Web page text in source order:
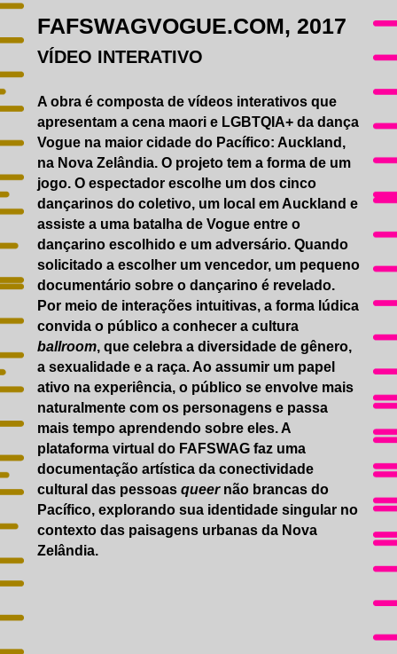
FAFSWAGVOGUE.COM, 2017
VÍDEO INTERATIVO
A obra é composta de vídeos interativos que
apresentam a cena maori e LGBTQIA+ da dança
Vogue na maior cidade do Pacífico: Auckland,
na Nova Zelândia. O projeto tem a forma de um
jogo. O espectador escolhe um dos cinco
dançarinos do coletivo, um local em Auckland e
assiste a uma batalha de Vogue entre o
dançarino escolhido e um adversário. Quando
solicitado a escolher um vencedor, um pequeno
documentário sobre o dançarino é revelado.
Por meio de interações intuitivas, a forma lúdica
convida o público a conhecer a cultura
ballroom, que celebra a diversidade de gênero,
a sexualidade e a raça. Ao assumir um papel
ativo na experiência, o público se envolve mais
naturalmente com os personagens e passa
mais tempo aprendendo sobre eles. A
plataforma virtual do FAFSWAG faz uma
documentação artística da conectividade
cultural das pessoas queernão brancas do
Pacífico, explorando sua identidade singular no
contexto das paisagens urbanas da Nova
Zelândia.